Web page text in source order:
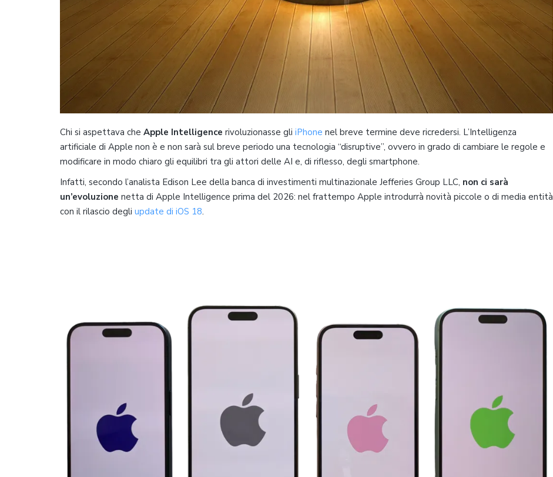
Chi si aspettava che Apple Intelligence rivoluzionasse gli iPhone nel breve termine deve ricredersi. L’Intelligenza
artificiale di Apple non è e non sarà sul breve periodo una tecnologia “disruptive”, ovvero in grado di cambiare le regole e
modificare in modo chiaro gli equilibri tra gli attori delle AI e, di riflesso, degli smartphone.
Infatti, secondo l’analista Edison Lee della banca di investimenti multinazionale Jefferies Group LLC, non ci sarà
un’evoluzione netta di Apple Intelligence prima del 2026: nel frattempo Apple introdurrà novità piccole o di media entità
con il rilascio degli update di iOS 18.